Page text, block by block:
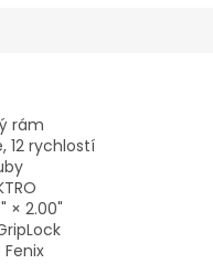
rám
12 rychlostí
× 2.00"